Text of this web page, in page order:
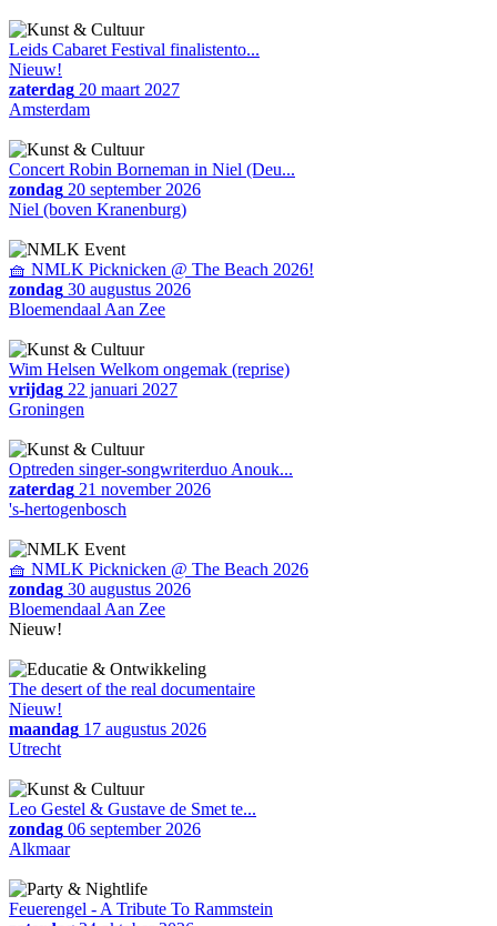
Leids Cabaret Festival finalistento...
Nieuw!
zaterdag 20 maart 2027
Amsterdam
Concert Robin Borneman in Niel (Deu...
zondag 20 september 2026
Niel (boven Kranenburg)
🧺 NMLK Picknicken @ The Beach 2026!
zondag 30 augustus 2026
Bloemendaal Aan Zee
Wim Helsen Welkom ongemak (reprise)
vrijdag 22 januari 2027
Groningen
Optreden singer-songwriterduo Anouk...
zaterdag 21 november 2026
's-hertogenbosch
🧺 NMLK Picknicken @ The Beach 2026
zondag 30 augustus 2026
Bloemendaal Aan Zee
Nieuw!
The desert of the real documentaire
Nieuw!
maandag 17 augustus 2026
Utrecht
Leo Gestel & Gustave de Smet te...
zondag 06 september 2026
Alkmaar
Feuerengel - A Tribute To Rammstein